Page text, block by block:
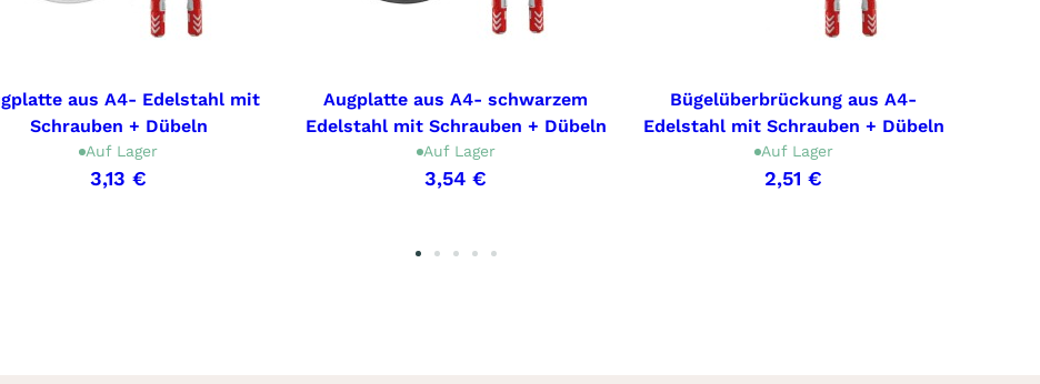
aus A4- Edelstahl mit
Schrauben + Dübeln
Auf Lager
3,13 €
Augplatte aus A4- schwarzem
Edelstahl mit Schrauben + Dübeln
Auf Lager
3,54 €
Bügelüberbrückung aus A4-
Edelstahl mit Schrauben + Dübeln
Auf Lager
2,51 €